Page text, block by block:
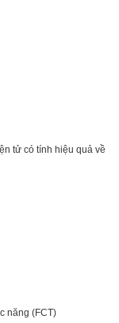
tử có tính hiệu quả về
năng (FCT)